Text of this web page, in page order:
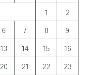
1
2
6 7 8
9
13 14 15
16
20 21 22
23